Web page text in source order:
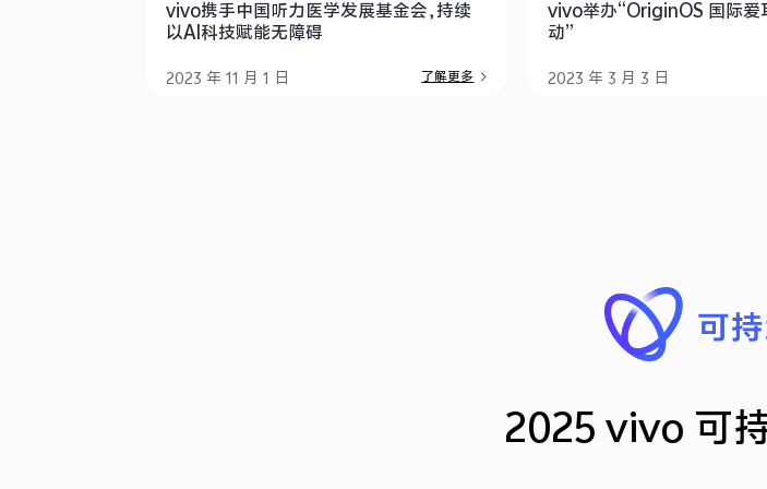
vivo携手中国听力医学发展基金会，持续
以AI科技赋能无障碍
2023 年 11 月 1 日 了解更多
vivo举办“OriginOS 国际爱
动”
2023 年 3 月 3 日
2025 vivo 可